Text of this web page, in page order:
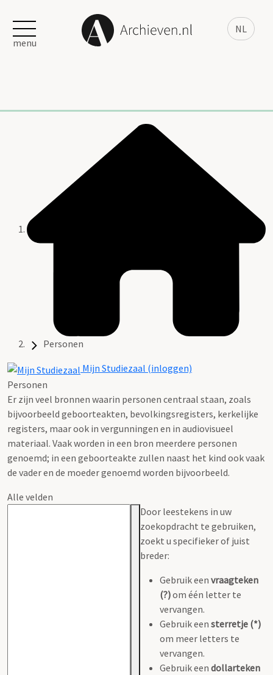
NL
menu
Personen
Mijn Studiezaal (inloggen)
Personen
Er zijn veel bronnen waarin personen centraal staan, zoals
bijvoorbeeld geboorteakten, bevolkingsregisters, kerkelijke
registers, maar ook in vergunningen en in audiovisueel
materiaal. Vaak worden in een bron meerdere personen
genoemd; in een geboorteakte zullen naast het kind ook vaak
de vader en de moeder genoemd worden bijvoorbeeld.
Alle velden
Door leestekens in uw
zoekopdracht te gebruiken,
zoekt u specifieker of juist
breder:
Gebruik een vraagteken
(?)om één letter te
vervangen.
Gebruik een sterretje (*)
om meer letters te
vervangen.
Gebruik een dollarteken